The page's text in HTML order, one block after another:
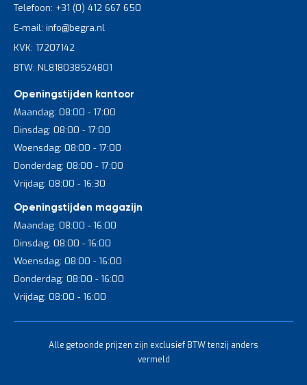
Telefoon: +31 (0) 412 667 650
E-mail: info@begra.nl
KVK: 17207142
BTW: NL818038524B01
Openingstijden kantoor
Maandag: 08:00 - 17:00
Dinsdag: 08:00 - 17:00
Woensdag: 08:00 - 17:00
Donderdag: 08:00 - 17:00
Vrijdag: 08:00 - 16:30
Openingstijden magazijn
Maandag: 08:00 - 16:00
Dinsdag: 08:00 - 16:00
Woensdag: 08:00 - 16:00
Donderdag: 08:00 - 16:00
Vrijdag: 08:00 - 16:00
Alle getoonde prijzen zijn exclusief BTW tenzij anders
vermeld